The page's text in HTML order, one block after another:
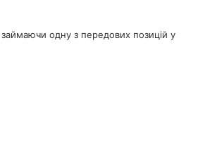
займаючи одну з передових позицій у